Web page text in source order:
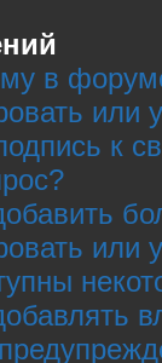
в
или
к
или